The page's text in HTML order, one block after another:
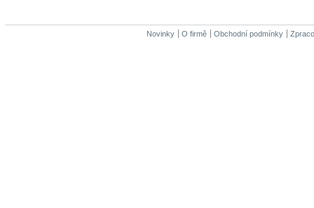
Novinky O firmě Obchodní podmínky